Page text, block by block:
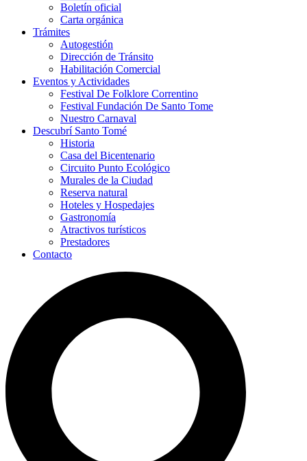
Boletín oficial
Carta orgánica
Trámites
Autogestión
Dirección de Tránsito
Habilitación Comercial
Eventos y Actividades
Festival De Folklore Correntino
Festival Fundación De Santo Tome
Nuestro Carnaval
Descubrí Santo Tomé
Historia
Casa del Bicentenario
Circuito Punto Ecológico
Murales de la Ciudad
Reserva natural
Hoteles y Hospedajes
Gastronomía
Atractivos turísticos
Prestadores
Contacto